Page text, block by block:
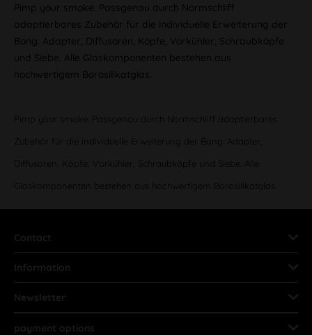
Pimp your smoke. Passgenau durch Normschliff
adaptierbares Zubehör für die individuelle Erweiterung der
Bong: Adapter, Diffusoren, Köpfe, Vorkühler, Schraubköpfe
und Siebe. Alle Glaskomponenten bestehen aus
hochwertigem Borosilikatglas.
Pimp your smoke. Passgenau durch Normschliff adaptierbares
Zubehör für die individuelle Erweiterung der Bong: Adapter,
Diffusoren, Köpfe, Vorkühler, Schraubköpfe und Siebe. Alle
Glaskomponenten bestehen aus hochwertigem Borosilikatglas.
Contact
Information
Newsletter
payment options